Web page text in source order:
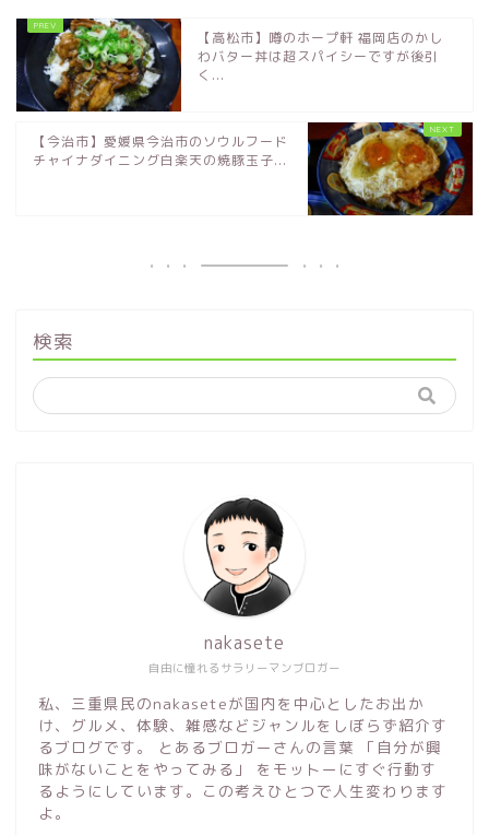
【高松市】噂のホープ軒 福岡店のかし
わバター丼は超スパイシーですが後引
く...
【今治市】愛媛県今治市のソウルフード
チャイナダイニング白楽天の焼豚玉子...
検索
自由に憧れるサラリーマンブロガー
nakasete
私、三重県民のnakaseteが国内を中心としたお出か
け、グルメ、体験、雑感などジャンルをしぼらず紹介す
るブログです。 とあるブロガーさんの言葉 「自分が興
味がないことをやってみる」 をモットーにすぐ行動す
るようにしています。この考えひとつで人生変わります
よ。